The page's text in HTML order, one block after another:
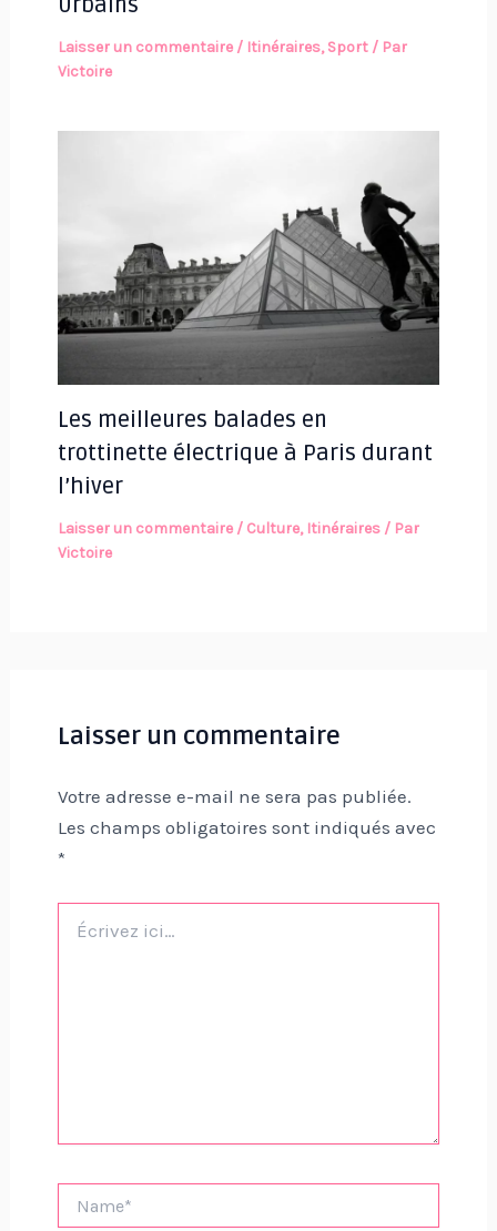
Laisser un commentaire / Itinéraires,Sport/ Par
Victoire
Les meilleures balades en
trottinette électrique à Paris durant
l’hiver
Laisser un commentaire / Culture, Itinéraires/ Par
Victoire
Laisser un commentaire
Votre adresse e-mail ne sera pas publiée.
Les champs obligatoires sont indiqués avec
*
ici…